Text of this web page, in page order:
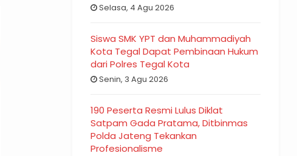
Selasa, 4 Agu 2026
Siswa SMK YPT dan Muhammadiyah
Kota Tegal Dapat Pembinaan Hukum
dari Polres Tegal Kota
Senin, 3 Agu 2026
190 Peserta Resmi Lulus Diklat
Satpam Gada Pratama, Ditbinmas
Polda Jateng Tekankan
Profesionalisme